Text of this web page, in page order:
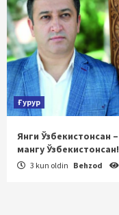
Ғурур
Янги Ўзбекистонсан –
мангу Ўзбекистонсан!
3 kun oldin Behzod